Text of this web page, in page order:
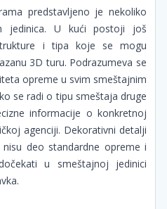
predstavljeno je nekoliko
jedinica. U kući postoji još
i tipa koje se mogu
3D turu. Podrazumeva se
opreme u svim smeštajnim
se radi o tipu smeštaja druge
informacije o konkretnoj
agenciji. Dekorativni detalji
deo standardne opreme i
u smeštajnoj jedinici